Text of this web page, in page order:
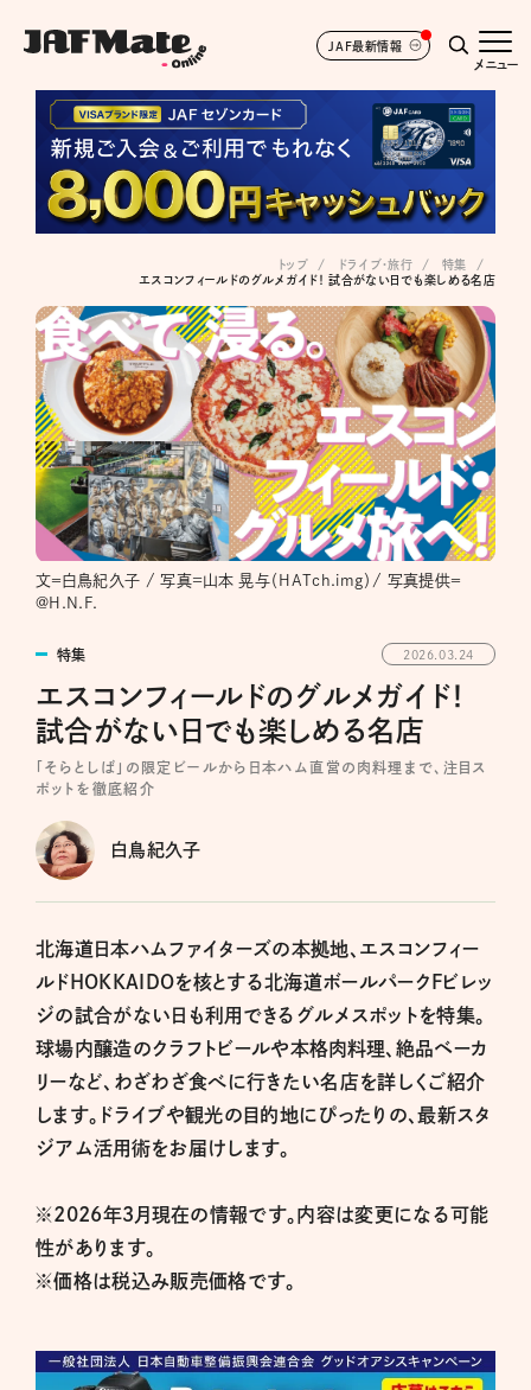
JAF最新情報
メニュー
トップ ドライブ･旅行
特集
エスコンフィールドのグルメガイド！ 試合がない日でも楽しめる名店
文＝白鳥紀久子 / 写真=山本 晃与（HATch.img）/ 写真提供＝
@H.N.F.
特集 2026.03.24
エスコンフィールドのグルメガイド！
試合がない日でも楽しめる名店
「そらとしば」の限定ビールから日本ハム直営の肉料理まで、注目ス
ポットを徹底紹介
白鳥紀久子
北海道日本ハムファイターズの本拠地、エスコンフィー
ルドHOKKAIDOを核とする北海道ボールパークFビレッ
ジの試合がない日も利用できるグルメスポットを特集。
球場内醸造のクラフトビールや本格肉料理、絶品ベーカ
リーなど、わざわざ食べに行きたい名店を詳しくご紹介
します。ドライブや観光の目的地にぴったりの、最新スタ
ジアム活用術をお届けします。
※2026年３月現在の情報です。内容は変更になる可能
性があります。
※価格は税込み販売価格です。